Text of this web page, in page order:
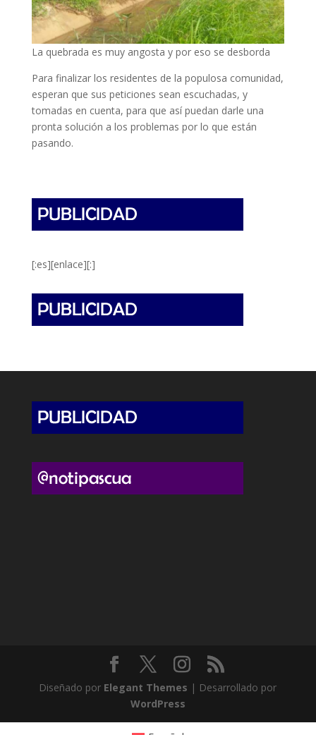
La quebrada es muy angosta y por eso se desborda
Para finalizar los residentes de la populosa comunidad,
esperan que sus peticiones sean escuchadas, y
tomadas en cuenta, para que así puedan darle una
pronta solución a los problemas por lo que están
pasando.
[:es][enlace][:]
Diseñado por Elegant Themes | Desarrollado por
WordPress